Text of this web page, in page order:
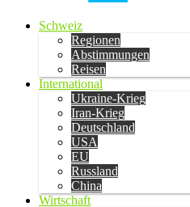
Schweiz
Regionen
Abstimmungen
Reisen
International
Ukraine-Krieg
Iran-Krieg
Deutschland
USA
EU
Russland
China
Wirtschaft